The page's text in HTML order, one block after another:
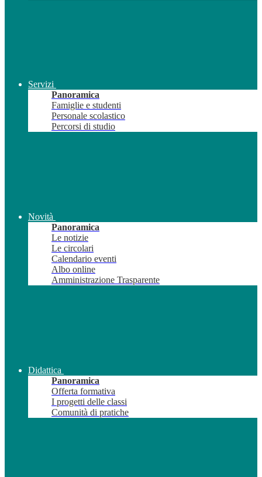
Servizi
Panoramica
Famiglie e studenti
Personale scolastico
Percorsi di studio
Novità
Panoramica
Le notizie
Le circolari
Calendario eventi
Albo online
Amministrazione Trasparente
Didattica
Panoramica
Offerta formativa
I progetti delle classi
Comunità di pratiche